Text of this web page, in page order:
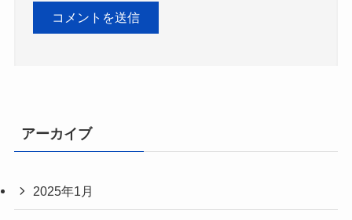
アーカイブ
2025年1月